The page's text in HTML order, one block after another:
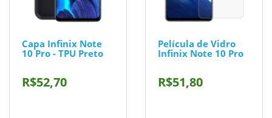
Capa Infinix Note
10 Pro - TPU Preto
R$52,70
Película de Vidro
Infinix Note 10 Pro
R$51,80